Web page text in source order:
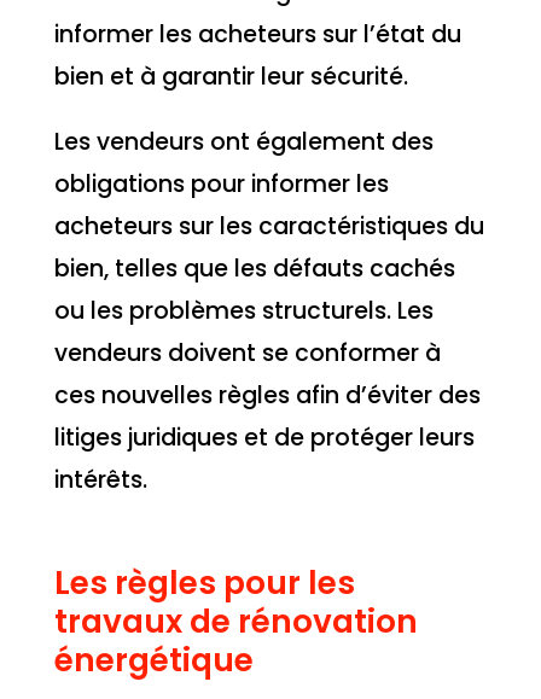
informer les acheteurs sur l’état du
bien et à garantir leur sécurité.
Les vendeurs ont également des
obligations pour informer les
acheteurs sur les caractéristiques du
bien, telles que les défauts cachés
ou les problèmes structurels. Les
vendeurs doivent se conformer à
ces nouvelles règles afin d’éviter des
litiges juridiques et de protéger leurs
intérêts.
Les règles pour les
travaux de rénovation
énergétique